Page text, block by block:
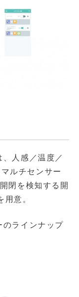
人感／温度／
ルチセンサー
閉を検知する開
意。
ラインナップ